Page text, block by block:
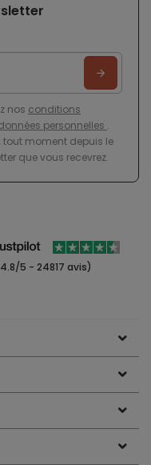
nos conditions
personnelles .
tout moment depuis le
que vous recevrez.
5 - 24817 avis)